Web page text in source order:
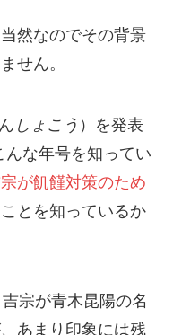
然なのでその背景
せん。
しょこう ）を発表
な年号を知ってい
が飢饉対策のため
ことを知っているか
宗が青木昆陽の名
あまり印象には残